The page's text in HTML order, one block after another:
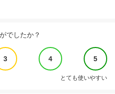
でしたか？
3 4 5
とても使いやすい